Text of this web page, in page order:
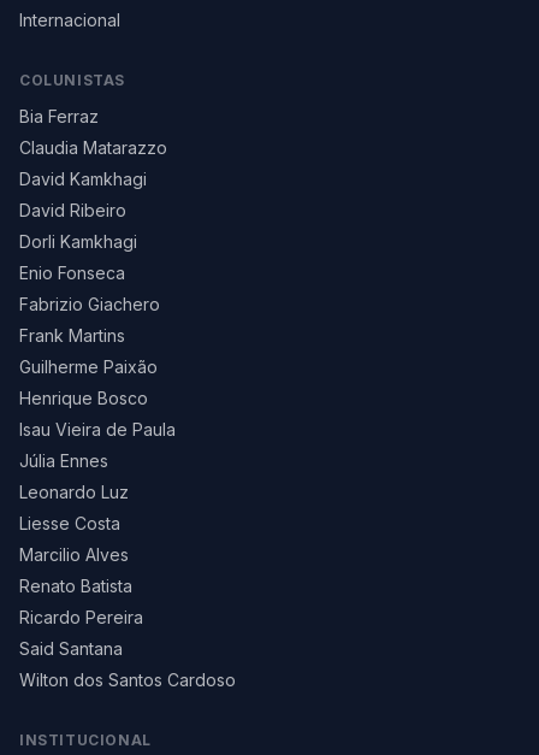
Internacional
COLUNISTAS
Bia Ferraz
Claudia Matarazzo
David Kamkhagi
David Ribeiro
Dorli Kamkhagi
Enio Fonseca
Fabrizio Giachero
Frank Martins
Guilherme Paixão
Henrique Bosco
Isau Vieira de Paula
Júlia Ennes
Leonardo Luz
Liesse Costa
Marcilio Alves
Renato Batista
Ricardo Pereira
Said Santana
Wilton dos Santos Cardoso
INSTITUCIONAL